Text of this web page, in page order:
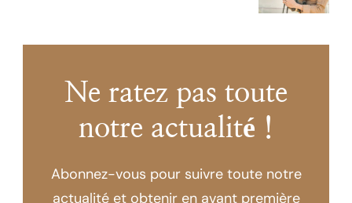
Ne ratez pas toute
notre actualité !
Abonnez-vous pour suivre toute notre
actualité et obtenir en avant première